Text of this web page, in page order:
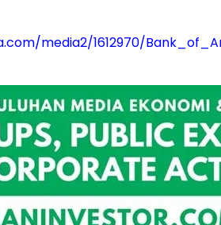
media2/1612970/